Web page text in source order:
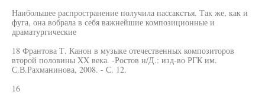
Наибольшее распространение получила пассакстъя. Так же, как и
фуга, она вобрала в себя важнейшие композиционные и
драматургические
18 Франтова Т. Канон в музыке отечественных композиторов
второй половины XX века. -Ростов н/Д.: изд-во РГК им.
С.В.Рахманинова, 2008. - С. 12.
16